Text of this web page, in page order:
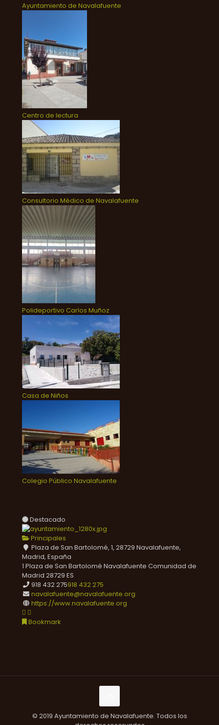
Ayuntamiento de Navalafuente
Centro de lectura
Consultorio Médico de Navalafuente
Polideportivo Carlos Muñoz
Casa de Niños
Colegio Público Navalafuente
Destacado
Principales
Plaza de San Bartolomé, 1, 28729 Navalafuente,
Madrid, España
1 Plaza de San Bartolomé Navalafuente Comunidad de
Madrid 28729 ES
918 432 275918 432 275
navalafuente@navalafuente.org
https://www.navalafuente.org
Bookmark
© 2019 Ayuntamiento de Navalafuente. Todos los